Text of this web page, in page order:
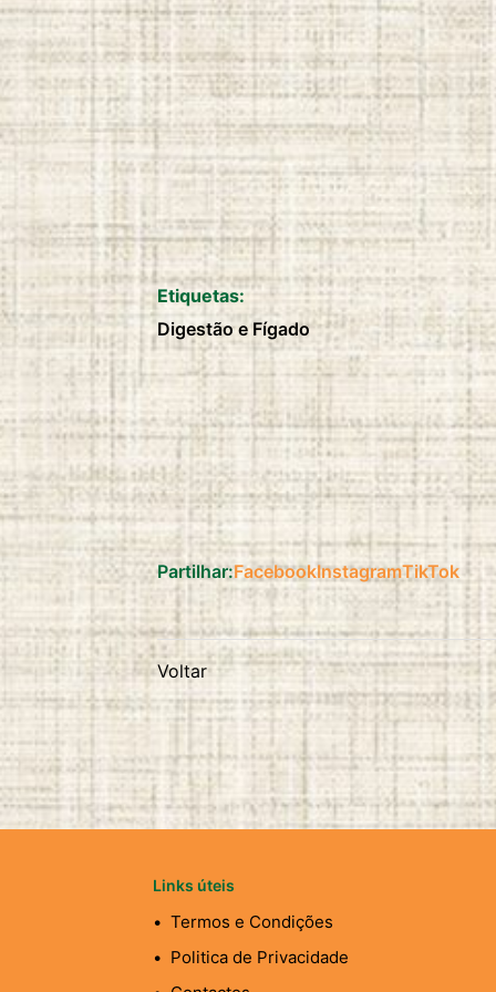
Etiquetas:
Digestão e Fígado
Partilhar:FacebookInstagramTikTok
Voltar
Links úteis
Termos e Condições
Politica de Privacidade
duration:
2 anos